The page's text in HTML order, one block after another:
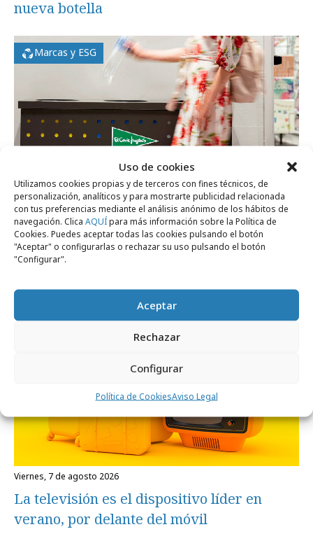
Uso de cookies
Utilizamos cookies propias y de terceros con fines técnicos, de
personalización, analíticos y para mostrarte publicidad relacionada
con tus preferencias mediante el análisis anónimo de los hábitos de
navegación. Clica AQUÍpara más información sobre la Política de
Cookies. Puedes aceptar todas las cookies pulsando el botón
"Aceptar" o configurarlas o rechazar su uso pulsando el botón
"Configurar".
Aceptar
Rechazar
Configurar
Política de CookiesAviso Legal
nueva botella
Marcas y ESG
viernes, 7 de agosto 2026
El Corte Inglés avanza en economía
circular
viernes, 7 de agosto 2026
La televisión es el dispositivo líder en
verano, por delante del móvil